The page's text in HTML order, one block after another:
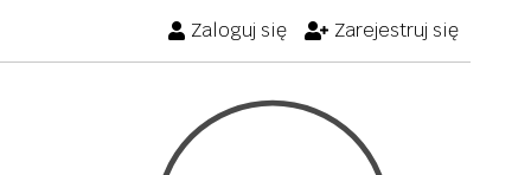
Zaloguj się Zarejestruj się